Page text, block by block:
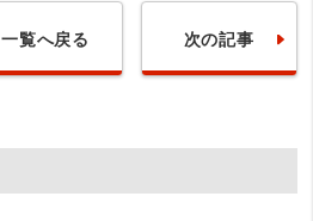
一覧へ戻る 次の記事